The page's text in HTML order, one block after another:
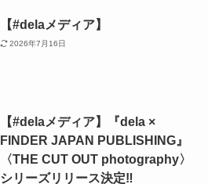
【#delaメディア】
2026年7月16日
【#delaメディア】『dela ×
FINDER JAPAN PUBLISHING』
〈THE CUT OUT photography〉
シリーズリリース決定‼️